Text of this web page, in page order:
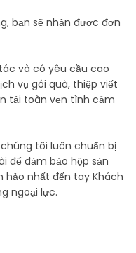
bạn sẽ nhận được đơn
và có yêu cầu cao
vụ gói quà, thiệp viết
tải toàn vẹn tình cảm
tôi luôn chuẩn bị
để đảm bảo hộp sản
hảo nhất đến tay Khách
ngoại lực.